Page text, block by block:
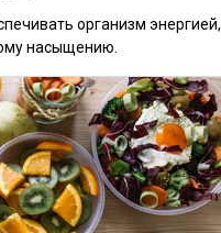
организм энергией,
насыщению.